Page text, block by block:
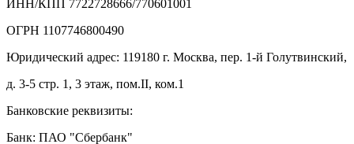
ИНН/КПП 7722728666/770601001
ОГРН 1107746800490
Юридический адрес: 119180 г. Москва, пер. 1-й Голутвинский,
д. 3-5 стр. 1, 3 этаж, пом.II, ком.1
Банковские реквизиты:
Банк: ПАО "Сбербанк"